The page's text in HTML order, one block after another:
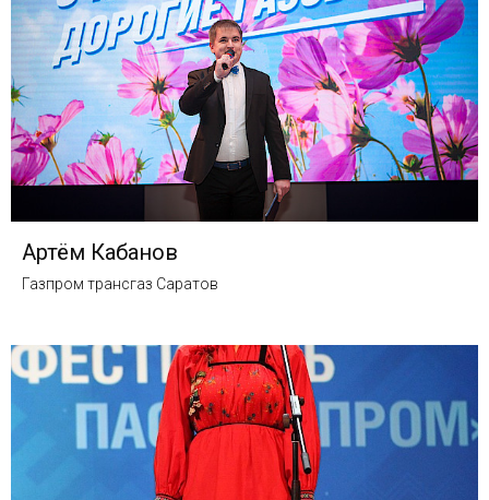
Артём Кабанов
Газпром трансгаз Саратов